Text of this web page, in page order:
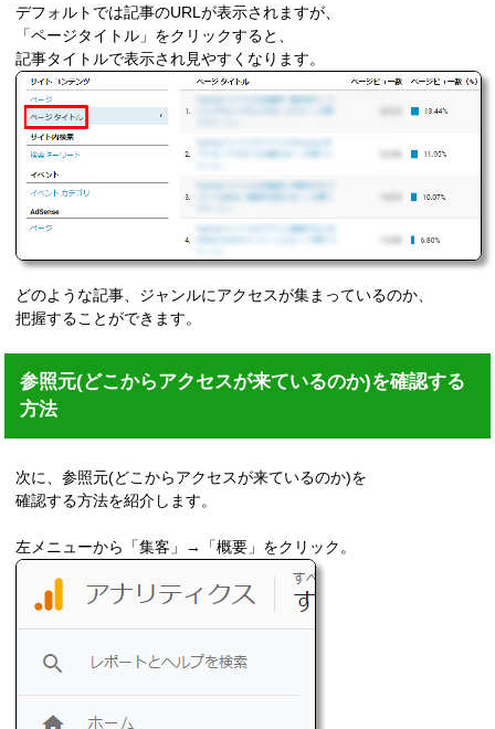
デフォルトでは記事のURLが表示されますが、
「ページタイトル」をクリックすると、
記事タイトルで表示され見やすくなります。
どのような記事、ジャンルにアクセスが集まっているのか、
把握することができます。
参照元(どこからアクセスが来ているのか)を確認する
方法
次に、参照元(どこからアクセスが来ているのか)を
確認する方法を紹介します。
左メニューから「集客」→「概要」をクリック。